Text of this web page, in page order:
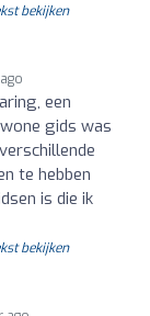
bekijken
een
gids was
te hebben
is die ik
bekijken